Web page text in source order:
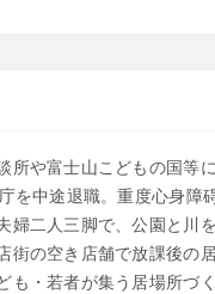
所や富士山こどもの国等
を中途退職。重度心身障
婦二人三脚で、公園と川
街の空き店舗で放課後の
も・若者が集う居場所づ